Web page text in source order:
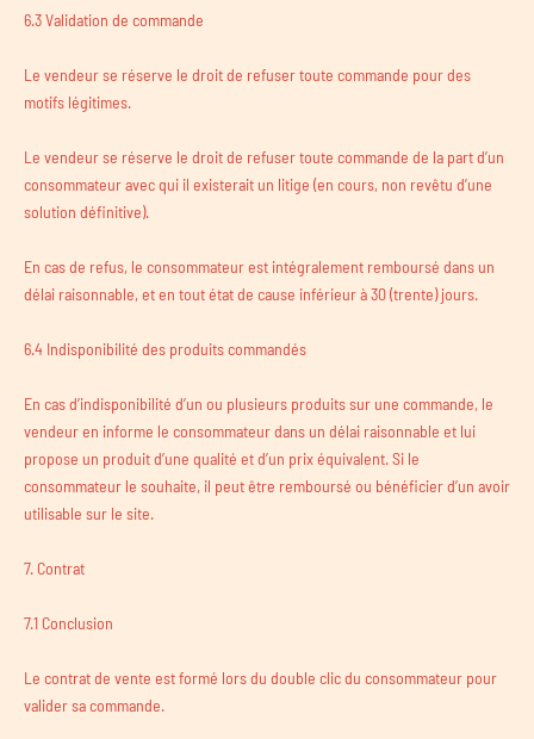
6.3 Validation de commande
Le vendeur se réserve le droit de refuser toute commande pour des
motifs légitimes.
Le vendeur se réserve le droit de refuser toute commande de la part d’un
consommateur avec qui il existerait un litige (en cours, non revêtu d’une
solution définitive).
En cas de refus, le consommateur est intégralement remboursé dans un
délai raisonnable, et en tout état de cause inférieur à 30 (trente) jours.
6.4 Indisponibilité des produits commandés
En cas d’indisponibilité d’un ou plusieurs produits sur une commande, le
vendeur en informe le consommateur dans un délai raisonnable et lui
propose un produit d’une qualité et d’un prix équivalent. Si le
consommateur le souhaite, il peut être remboursé ou bénéficier d’un avoir
utilisable sur le site.
7. Contrat
7.1 Conclusion
Le contrat de vente est formé lors du double clic du consommateur pour
valider sa commande.